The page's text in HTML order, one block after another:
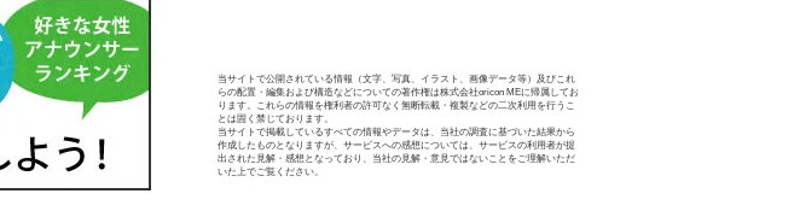
当サイトで公開されている情報（文字、写真、イラスト、画像データ等）及びこれ
らの配置・編集および構造などについての著作権は株式会社oricon MEに帰属してお
ります。これらの情報を権利者の許可なく無断転載・複製などの二次利用を行うこ
とは固く禁じております。
当サイトで掲載しているすべての情報やデータは、当社の調査に基づいた結果から
作成したものとなりますが、サービスへの感想については、サービスの利用者が提
出された見解・感想となっており、当社の見解・意見ではないことをご理解いただ
いた上でご覧ください。